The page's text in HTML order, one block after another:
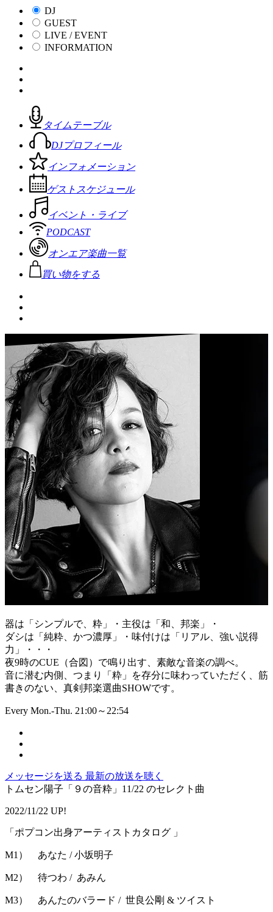
DJ
GUEST
LIVE / EVENT
INFORMATION
タイムテーブル
DJプロフィール
インフォメーション
ゲストスケジュール
イベント・ライブ
PODCAST
オンエア楽曲一覧
買い物をする
器は「シンプルで、粋」・主役は「和、邦楽」・
ダシは「純粋、かつ濃厚」・味付けは「リアル、強い説得
力」・・・
夜9時のCUE（合図）で鳴り出す、素敵な音楽の調べ。
音に潜む内側、つまり「粋」を存分に味わっていただく、筋
書きのない、真剣邦楽選曲SHOWです。
Every Mon.-Thu. 21:00～22:54
メッセージを送る 最新の放送を聴く
トムセン陽子「９の音粋」11/22 のセレクト曲
2022/11/22 UP!
「ポプコン出身アーティストカタログ 」
M1） あなた / 小坂明子
M2） 待つわ / あみん
M3） あんたのバラード / 世良公剛 & ツイスト